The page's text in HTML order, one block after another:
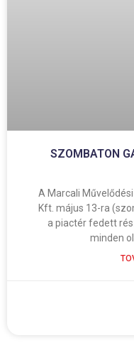
SZOMBATON
A Marcali
Kft. május 13-ra
a piactér fedett
minden